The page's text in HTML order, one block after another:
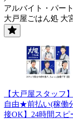
アルバイト・パート
大戸屋ごはん処 大
【大戸屋スタッフ
自由★前払い(稼働
接OK】24時間スピ